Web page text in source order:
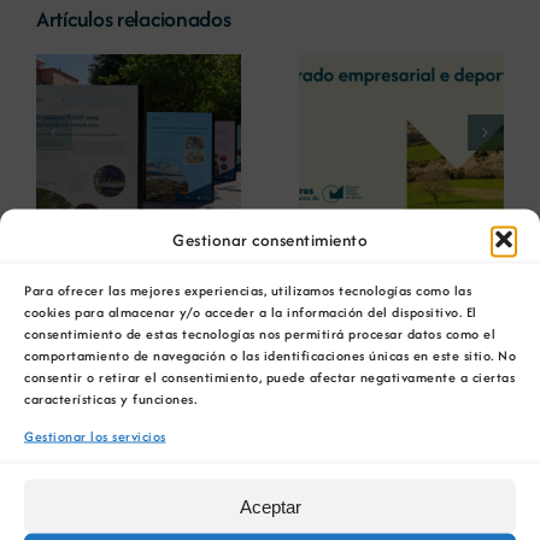
Gestionar consentimiento
Para ofrecer las mejores experiencias, utilizamos tecnologías como las
cookies para almacenar y/o acceder a la información del dispositivo. El
consentimiento de estas tecnologías nos permitirá procesar datos como el
comportamiento de navegación o las identificaciones únicas en este sitio. No
consentir o retirar el consentimiento, puede afectar negativamente a ciertas
características y funciones.
Gestionar los servicios
Aceptar
Artículos relacionados
La COMG reúne a
dos líderes
empresarias con
motivo de su
Centenario para
debatir sobre el
futuro del rural
gallego
La OIPE y el
CRETUS
presentan las
últimas
innovaciones en
restauración
ambiental para la
minería gallega
A conferencia Min- Guide
2017 abordou a innovación
na produción mineral
20 diciembre, 2017
Mineral Policy Guide ( Min- Guide 2017) reuniu
en Bruxelas máis de 200 expertos no sector da